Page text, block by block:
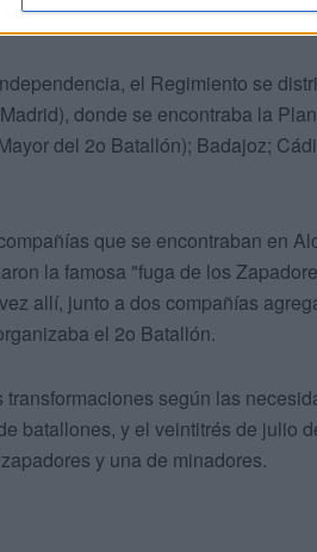
Castillo.
el Regimiento se
donde se encontraba la
del 2o Batallón); Badajoz;
que se encontraban en
la famosa "fuga de los
allí, junto a dos compañías
el 2o Batallón.
según las
batallones, y el veintitrés de julio
y una de minadores.